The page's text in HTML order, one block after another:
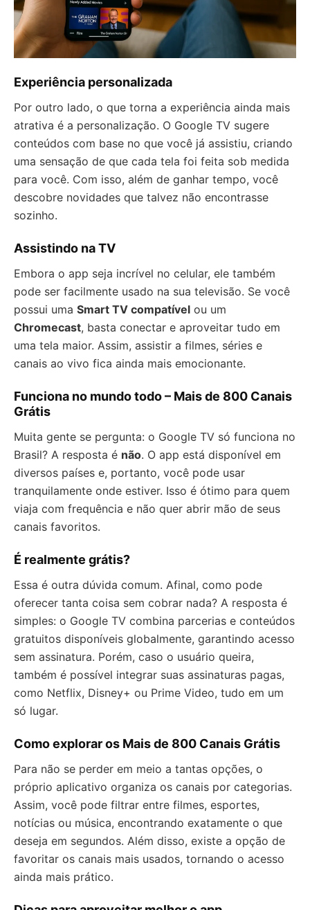
Experiência personalizada
Por outro lado, o que torna a experiência ainda mais
atrativa é a personalização. O Google TV sugere
conteúdos com base no que você já assistiu, criando
uma sensação de que cada tela foi feita sob medida
para você. Com isso, além de ganhar tempo, você
descobre novidades que talvez não encontrasse
sozinho.
Assistindo na TV
Embora o app seja incrível no celular, ele também
pode ser facilmente usado na sua televisão. Se você
possui uma Smart TV compatível ou um
Chromecast, basta conectar e aproveitar tudo em
uma tela maior. Assim, assistir a filmes, séries e
canais ao vivo fica ainda mais emocionante.
Funciona no mundo todo – Mais de 800 Canais
Grátis
Muita gente se pergunta: o Google TV só funciona no
Brasil? A resposta é não. O app está disponível em
diversos países e, portanto, você pode usar
tranquilamente onde estiver. Isso é ótimo para quem
viaja com frequência e não quer abrir mão de seus
canais favoritos.
É realmente grátis?
Essa é outra dúvida comum. Afinal, como pode
oferecer tanta coisa sem cobrar nada? A resposta é
simples: o Google TV combina parcerias e conteúdos
gratuitos disponíveis globalmente, garantindo acesso
sem assinatura. Porém, caso o usuário queira,
também é possível integrar suas assinaturas pagas,
como Netflix, Disney+ ou Prime Video, tudo em um
só lugar.
Como explorar os Mais de 800 Canais Grátis
Para não se perder em meio a tantas opções, o
próprio aplicativo organiza os canais por categorias.
Assim, você pode filtrar entre filmes, esportes,
notícias ou música, encontrando exatamente o que
deseja em segundos. Além disso, existe a opção de
favoritar os canais mais usados, tornando o acesso
ainda mais prático.